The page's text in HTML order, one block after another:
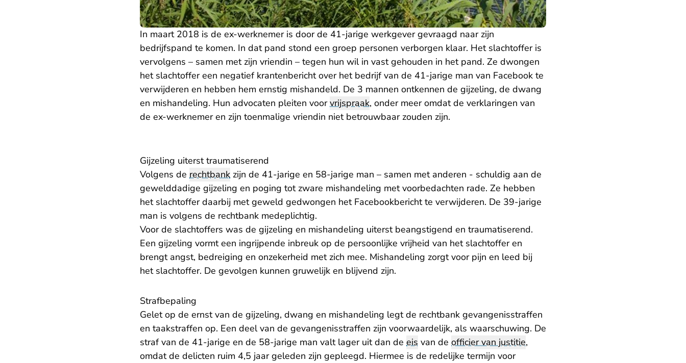
In maart 2018 is de ex-werknemer is door de 41-jarige werkgever gevraagd naar zijn
bedrijfspand te komen. In dat pand stond een groep personen verborgen klaar. Het slachtoffer is
vervolgens – samen met zijn vriendin – tegen hun wil in vast gehouden in het pand. Ze dwongen
het slachtoffer een negatief krantenbericht over het bedrijf van de 41-jarige man van Facebook te
verwijderen en hebben hem ernstig mishandeld. De 3 mannen ontkennen de gijzeling, de dwang
en mishandeling. Hun advocaten pleiten voorvrijspraak, onder meer omdat de verklaringen van
de ex-werknemer en zijn toenmalige vriendin niet betrouwbaar zouden zijn.
Gijzeling uiterst traumatiserend
Volgens de rechtbank zijn de 41-jarige en 58-jarige man – samen met anderen - schuldig aan de
gewelddadige gijzeling en poging tot zware mishandeling met voorbedachten rade. Ze hebben
het slachtoffer daarbij met geweld gedwongen het Facebookbericht te verwijderen. De 39-jarige
man is volgens de rechtbank medeplichtig.
Voor de slachtoffers was de gijzeling en mishandeling uiterst beangstigend en traumatiserend.
Een gijzeling vormt een ingrijpende inbreuk op de persoonlijke vrijheid van het slachtoffer en
brengt angst, bedreiging en onzekerheid met zich mee. Mishandeling zorgt voor pijn en leed bij
het slachtoffer. De gevolgen kunnen gruwelijk en blijvend zijn.
Strafbepaling
Gelet op de ernst van de gijzeling, dwang en mishandeling legt de rechtbank gevangenisstraffen
en taakstraffen op. Een deel van de gevangenisstraffen zijn voorwaardelijk, als waarschuwing. De
straf van de 41-jarige en de 58-jarige man valt lager uit dan de eis van de officier van justitie,
omdat de delicten ruim 4,5 jaar geleden zijn gepleegd. Hiermee is de redelijke termijn voor